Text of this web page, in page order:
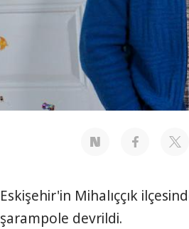
Eskişehir'in Mihalıççık
şarampole devrildi.